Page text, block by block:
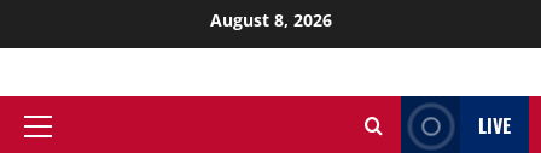
August 8, 2026
LIVE